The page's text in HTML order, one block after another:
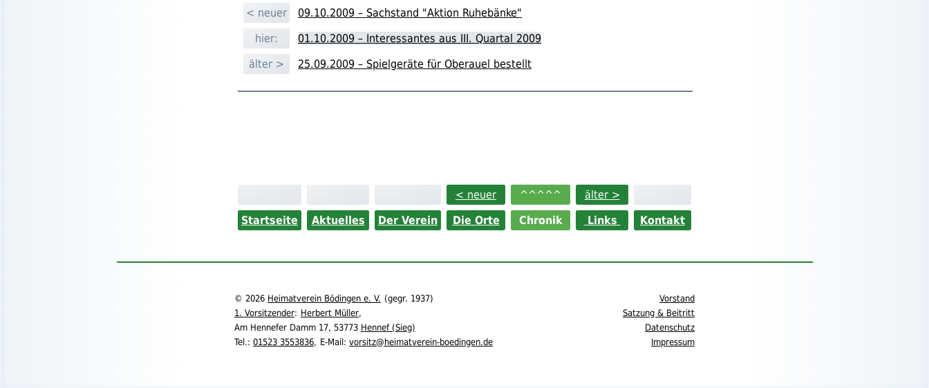
< neuer
09.10.2009 – Sachstand "Aktion Ruhebänke"
hier:
01.10.2009 – Interessantes aus III. Quartal 2009
älter >
25.09.2009 – Spielgeräte für Oberauel bestellt
< neuer ^^^^^
älter >
Startseite
Aktuelles Der Verein Die Orte Chronik Links Kontakt
© 2026 Heimatverein Bödingen e. V. (gegr. 1937)
1. Vorsitzender: Herbert Müller,
Am Hennefer Damm 17, 53773 Hennef (Sieg)
Tel.: 01523 3553836, E-Mail: vorsitz@heimatverein-boedingen.de
Vorstand
Satzung & Beitritt
Datenschutz
Impressum